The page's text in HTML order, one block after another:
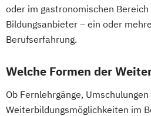
oder im gastronomischen
Bildungsanbieter – ein oder
Berufserfahrung.
Welche Formen der
Ob Fernlehrgänge,
Weiterbildungsmöglichkeiten im